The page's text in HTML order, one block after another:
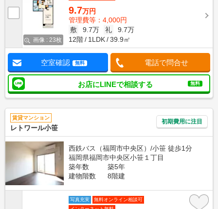
画像 : 23枚
9.7万円
管理費等：4,000円
敷
9.7万 礼
9.7万
12階
1LDK 39.9㎡
空室確認 無料 電話で問合せ
お店にLINEで相談する 無料
賃貸マンション
レトワール小笹
初期費用に注目
西鉄バス（福岡市中央区）/小笹 徒歩1分
福岡県福岡市中央区小笹１丁目
築年数
築5年
建物階数
8階建
写真充実
無料オンライン相談可